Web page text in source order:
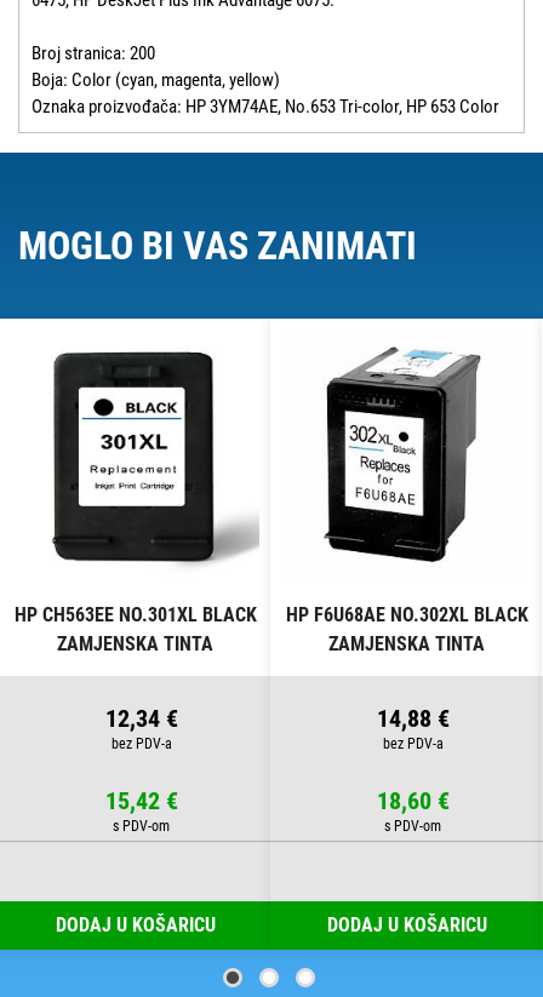
Broj stranica: 200
Boja: Color (cyan, magenta, yellow)
Oznaka proizvođača: HP 3YM74AE, No.653 Tri-color, HP 653 Color
MOGLO BI VAS ZANIMATI
HP CH563EE NO.301XL BLACK
ZAMJENSKA TINTA
12,34 €
15,42 €
DODAJ U KOŠARICU
HP F6U68AE NO.302XL BLACK
ZAMJENSKA TINTA
14,88 €
18,60 €
DODAJ U KOŠARICU